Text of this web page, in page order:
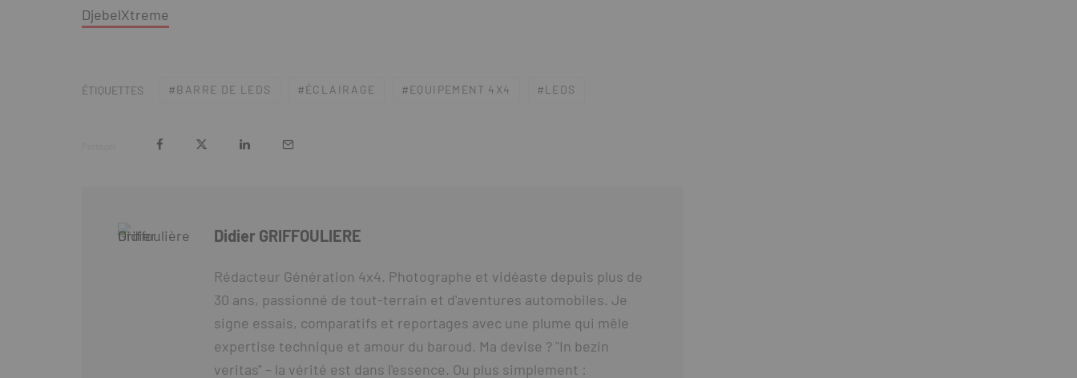
DjebelXtreme
ÉTIQUETTES BARRE DE LEDS ÉCLAIRAGE EQUIPEMENT 4X4 LEDS
Didier GRIFFOULIERE
Rédacteur Génération 4x4. Photographe et vidéaste depuis plus de
30 ans, passionné de tout-terrain et d'aventures automobiles. Je
signe essais, comparatifs et reportages avec une plume qui mêle
expertise technique et amour du baroud. Ma devise ? "In bezin
veritas" – la vérité est dans l'essence. Ou plus simplement :